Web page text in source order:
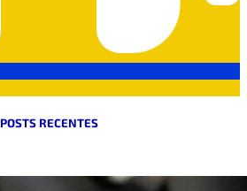
POSTS RECENTES